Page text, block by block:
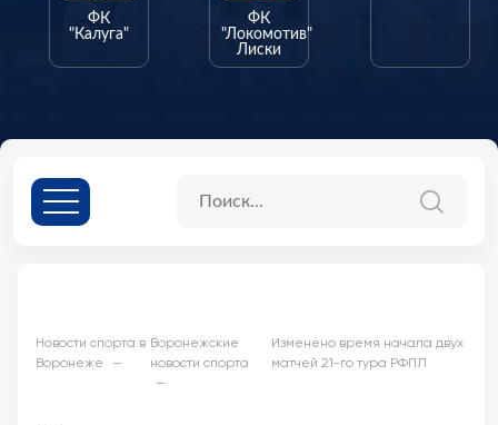
"Калуга"
"Локомотив"
Лиски
Новости спорта в
Воронеже
Воронежские
новости спорта
Изменено время начала двух
матчей 21-го тура РФПЛ